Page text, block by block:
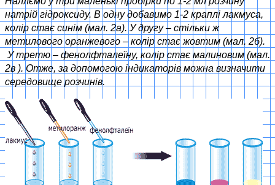
натрій гідроксиду. В одну добавимо 1-2 краплі лакмуса,
колір стає синім (мал. 2а). У другу – стільки ж
метилового оранжевого – колір стає жовтим (мал. 2б).
У третю – фенолфталеїну, колір стає малиновим (мал.
2в ). Отже, за допомогою індикаторів можна визначити
середовище розчинів.